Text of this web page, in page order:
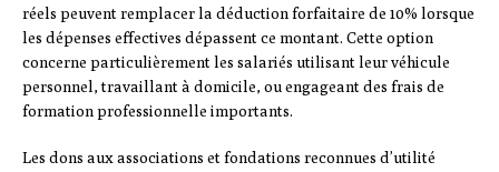
réels peuvent remplacer la déduction forfaitaire de 10% lorsque
les dépenses effectives dépassent ce montant. Cette option
concerne particulièrement les salariés utilisant leur véhicule
personnel, travaillant à domicile, ou engageant des frais de
formation professionnelle importants.
Les dons aux associations et fondations reconnues d’utilité